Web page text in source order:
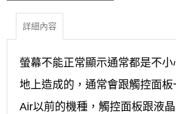
詳細內容
螢幕不能正常顯示通常都是不小
地上造成的，通常會跟觸控面板
Air以前的機種，觸控面板跟液